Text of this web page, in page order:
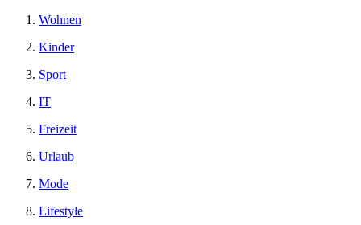
Wohnen
Kinder
Sport
IT
Freizeit
Urlaub
Mode
Lifestyle